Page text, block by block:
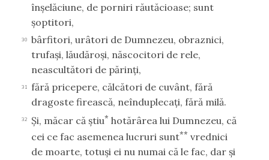
înşelăciune, de porniri răutăcioase; sunt
şoptitori,
30
bârfitori, urâtori de Dumnezeu, obraznici,
trufaşi, lăudăroşi, născocitori de rele,
neascultători de părinţi,
31
fără pricepere, călcători de cuvânt, fără
dragoste firească, neînduplecaţi, fără milă.
32 Şi, măcar că ştiu* hotărârea lui Dumnezeu, că
cei ce fac asemenea lucruri sunt** vrednici
de moarte, totuşi ei nu numai că le fac, dar şi